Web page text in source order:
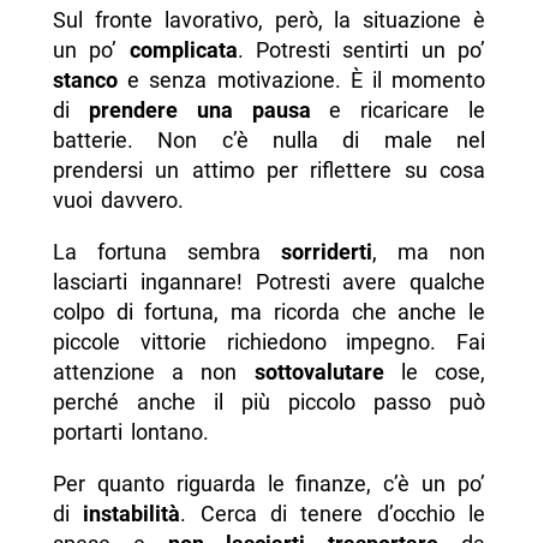
Sul fronte lavorativo, però, la situazione è
un po’ complicata. Potresti sentirti un po’
stancoe senza motivazione. È il momento
di prendere una pausa e ricaricare le
batterie. Non c’è nulla di male nel
prendersi un attimo per riflettere su cosa
vuoi davvero.
La fortuna sembrasorriderti, ma non
lasciarti ingannare! Potresti avere qualche
colpo di fortuna, ma ricorda che anche le
piccole vittorie richiedono impegno. Fai
attenzione a non sottovalutarele cose,
perché anche il più piccolo passo può
portarti lontano.
Per quanto riguarda le finanze, c’è un po’
di instabilità. Cerca di tenere d’occhio le